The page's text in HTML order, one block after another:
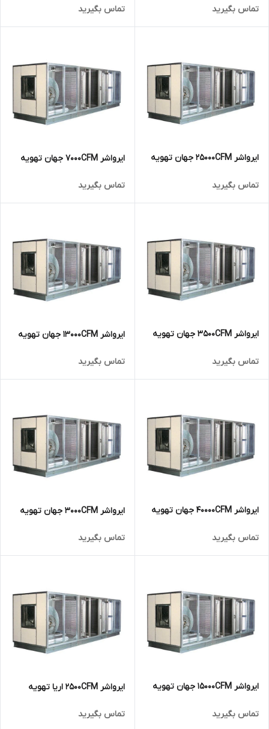
تماس بگیرید تماس بگیرید
ایرواشر 25000CFM جهان تهویه
تماس بگیرید
ایرواشر 7000CFM جهان تهویه
تماس بگیرید
ایرواشر 3500CFM جهان تهویه
تماس بگیرید
ایرواشر 13000CFM جهان تهویه
تماس بگیرید
ایرواشر 40000CFM جهان تهویه
تماس بگیرید
ایرواشر 3000CFM جهان تهویه
تماس بگیرید
ایرواشر 15000CFM جهان تهویه
تماس بگیرید
ایرواشر 2500CFM اریا تهویه
تماس بگیرید